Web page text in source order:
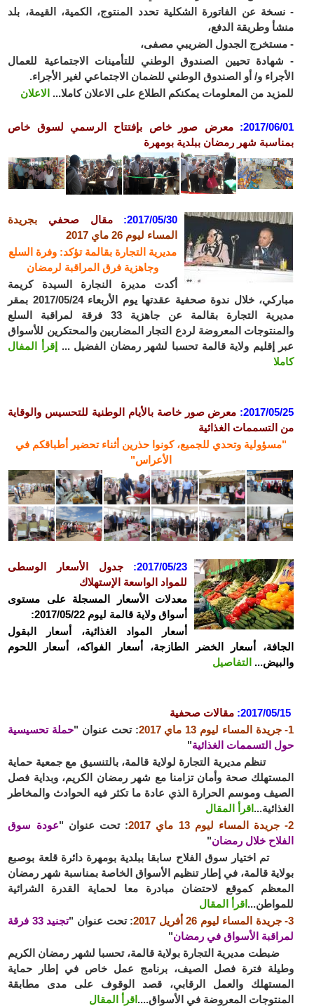
- نسخة عن الفاتورة الشكلية تحدد المنتوج، الكمية، القيمة، بلد
منشأ وطريقة الدفع،
- مستخرج الجدول الضريبي مصفى،
- شهادة تحيين الصندوق الوطني للتأمينات الاجتماعية للعمال
الأجراء و/ أو الصندوق الوطني للضمان الاجتماعي لغير الأجراء.
للمزيد من المعلومات يمكنكم الطلاع على الاعلان كاملا... الاعلان
2017/06/01:
معرض صور خاص بإفتتاح الرسمي لسوق خاص
بمناسبة شهر رمضان ببلدية بومهرة
2017/05/30: مقال صحفي بجريدة
المساء ليوم 26 ماي 2017
مديرية التجارة بقالمة تؤكد: وفرة السلع
وجاهزية فرق المراقبة لرمضان
أكدت مديرة النجارة السيدة كريمة
مباركي، خلال ندوة صحفية عقدتها يوم الأربعاء 2017/05/24 بمقر
مديرية التجارة بقالمة عن جاهزية 33 فرقة لمراقبة السلع
والمنتوجات المعروضة لردع التجار المضاربين والمحتكرين للأسواق
عبر إقليم ولاية قالمة تحسبا لشهر رمضان الفضيل ...
إقرأ المفال
كاملا
2017/05/25:
معرض صور خاصة بالأيام الوطنية للتحسيس والوقاية
من التسممات الغذائية
"مسؤولية وتحدي للجميع، كونوا حذرين أثناء تحضير أطباقكم في
الأعراس"
2017/05/23:
جدول الأسعار الوسطى
للمواد الواسعة الإستهلاك
معدلات الأسعار المسجلة على مستوى
أسواق ولاية قالمة ليوم 2017/05/22:
أسعار المواد الغذائية، أسعار البقول
الجافة، أسعار الخضر الطازجة، أسعار الفواكه، أسعار اللحوم
والبيض... التفاصيل
2017/05/15: مقالات صحفية
1- جريدة المساء ليوم 13 ماي 2017
: تحت عنوان "حملة تحسيسية
حول التسممات الغذائية"
تنظم مديرية التجارة لولاية قالمة، بالتنسيق مع جمعية حماية
المستهلك صحة وأمان تزامنا مع شهر رمضان الكريم، وبداية فصل
الصيف وموسم الحرارة الذي عادة ما تكثر فيه الحوادث والمخاطر
الغذائية... اقرأ المقال
2-
جريدة المساء ليوم 13 ماي 2017 : تحت عنوان "عودة سوق
الفلاح خلال رمضان"
تم اختيار سوق الفلاح سابقا ببلدية بومهرة دائرة قلعة بوصبع
بولاية قالمة، في إطار تنظيم الأسواق الخاصة بمناسبة شهر رمضان
المعظم كموقع لاحتضان مبادرة معا لحماية القدرة الشرائية
للمواطن... اقرأ المقال
3- جريدة المساء ليوم 26 أفريل 2017
: تحت عنوان "
تجنيد 33 فرقة
لمراقبة الأسواق في رمضان"
ضبطت مديرية التجارة بولاية قالمة، تحسبا لشهر رمضان الكريم
وطيلة فترة فصل الصيف، برنامج عمل خاص في إطار حماية
المستهلك والعمل الرقابي، قصد الوقوف على مدى مطابقة
المنتوجات المعروضة في الأسواق.... اقرأ المقال